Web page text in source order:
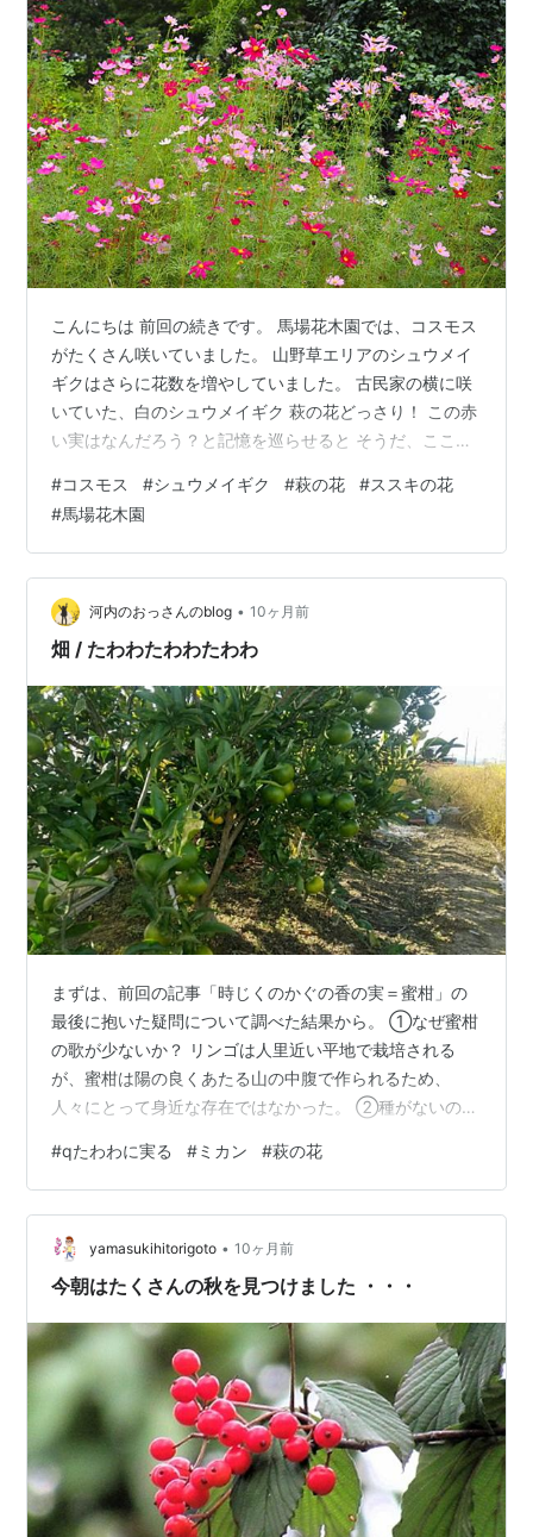
こんにちは 前回の続きです。 馬場花木園では、コスモス
がたくさん咲いていました。 山野草エリアのシュウメイ
ギクはさらに花数を増やしていました。 古民家の横に咲
いていた、白のシュウメイギク 萩の花どっさり！ この赤
い実はなんだろう？と記憶を巡らせると そうだ、ここに
ね。 ススキ 写真を撮った時は気づかなかったんですが
ススキの穂に垂れ下がっている黄色いものは ススキの花
だったんですねΣ(ﾟДﾟ) キンモクセイはすでに散っていま
した・・・ オレンジの絨毯✨✨✨ ランキング参加中写
真・カメラ ランキング参加中gooからきました
#コスモス #シュウメイギク #萩の花 #ススキの花
#馬場花木園
河内のおっさんのblog • 10ヶ月前
畑 / たわわたわわたわわ
まずは、前回の記事「時じくのかぐの香の実＝蜜柑」の
最後に抱いた疑問について調べた結果から。 ①なぜ蜜柑
の歌が少ないか？ リンゴは人里近い平地で栽培される
が、蜜柑は陽の良くあたる山の中腹で作られるため、
人々にとって身近な存在ではなかった。 ②種がないの
にして接ぎ木で増やした。 ③日本独自の蜜柑の品種なの
に、なぜ「温州」という中国の地名を付けたのか？ 温州
蜜柑と言い出したのは江戸時代からで、その頃は漢文読
みの名の方が権威があった。 さて、我が畑にも二本の蜜
柑の樹がある。両方とも温州蜜柑で、そのうちの一本
#qたわわに実る #ミカン #萩の花
yamasukihitorigoto • 10ヶ月前
今朝はたくさんの秋を見つけました ・・・